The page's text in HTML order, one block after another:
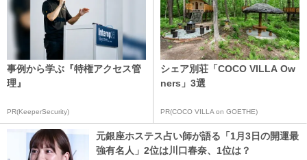
事例から学ぶ『特権アクセス管
理』
PR(KeeperSecurity)
シェア別荘「COCO VILLA Ow
ners」3選
PR(COCO VILLA on GOETHE)
元銀座ホステス占い師が語る「1月3日の開運最
強有名人」2位は川口春奈、1位は？